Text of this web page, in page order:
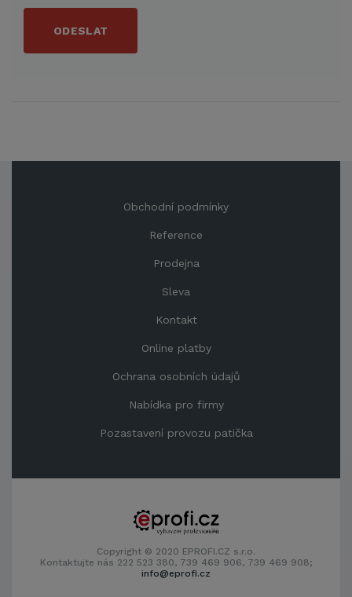
ODESLAT
Obchodní podmínky
Reference
Prodejna
Sleva
Kontakt
Online platby
Ochrana osobních údajů
Nabídka pro firmy
Pozastavení provozu patička
Copyright © 2020 EPROFI.CZ s.r.o.
Kontaktujte nás 222 523 380, 739 469 906, 739 469 908;
info@eprofi.cz